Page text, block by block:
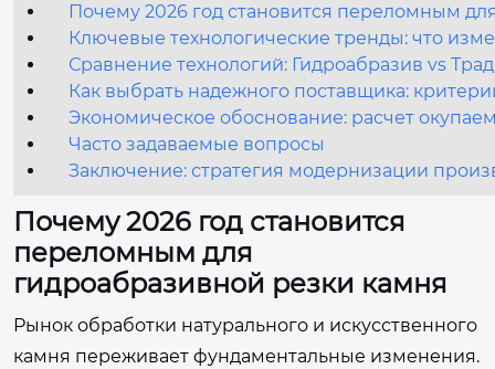
Почему 2026 год становится переломным
Ключевые технологические тренды: что
Сравнение технологий: Гидроабразив vs
Как выбрать надежного поставщика:
Экономическое обоснование: расчет
Часто задаваемые вопросы
Заключение: стратегия модернизации
Почему 2026 год становится
переломным для
гидроабразивной резки камня
Рынок обработки натурального и искусственного
камня переживает фундаментальные изменения.